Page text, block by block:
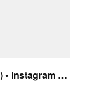
いちかわあやこ (@aaa_inugohan) • Instagram photos and videos